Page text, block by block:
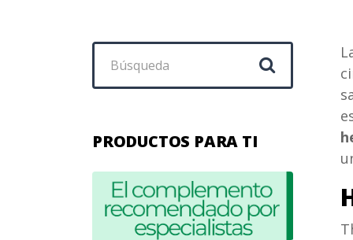
Buscar:
PRODUCTOS PARA TI